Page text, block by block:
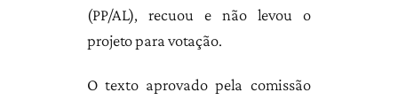
(PP/AL), recuou e não levou o
projeto para votação.
O texto aprovado pela comissão